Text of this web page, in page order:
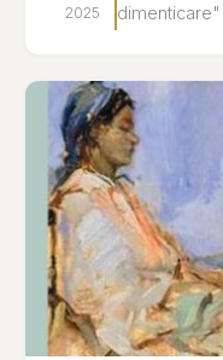
2025